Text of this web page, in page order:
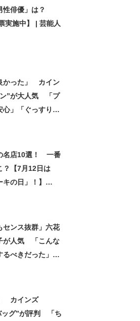
俳優」は？
実施中】 | 芸能人
かった」 カイン
ン”が大人気 「プ
心」「ぐっすり眠
名店10選！ 一番
？【7月12日は
の日」！】
センス抜群」六花
が人気 「こんな
べきだった」
カインズ
ッグ”が評判 「ち